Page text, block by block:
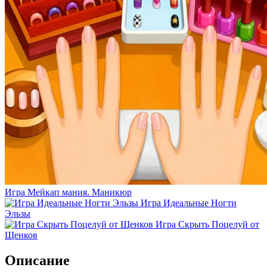
Игра Мейкап мания. Маникюр
Игра Идеальные Ногти
Эльзы
Игра Скрыть Поцелуй от
Щенков
Описание